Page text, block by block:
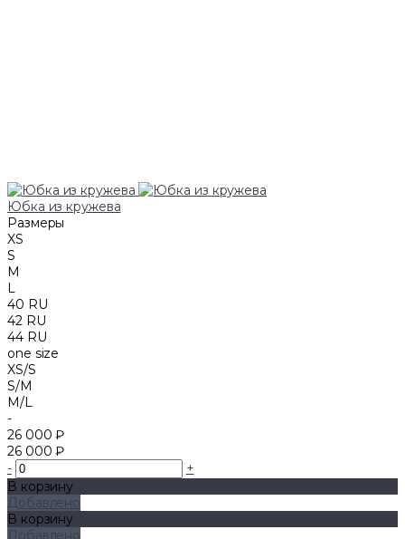
Юбка из кружева
Размеры
XS
S
M
L
40 RU
42 RU
44 RU
one size
XS/S
S/M
M/L
-
26 000 ₽
26 000 ₽
-
+
В корзину
Добавлено
В корзину
Добавлено